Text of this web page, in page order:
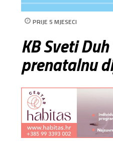
PRIJE 5 MJESECI
KB Sveti
prenatalnu